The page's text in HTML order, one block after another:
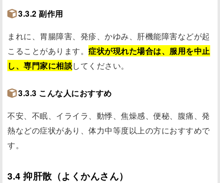
3.3.2 副作用
まれに、胃腸障害、発疹、かゆみ、肝機能障害などが起
こることがあります。 症状が現れた場合は、服用を中止
し、専門家に相談してください。
3.3.3 こんな人におすすめ
不安、不眠、イライラ、動悸、焦燥感、便秘、腹痛、発
熱などの症状があり、体力中等度以上の方におすすめで
す。
3.4 抑肝散（よくかんさん）